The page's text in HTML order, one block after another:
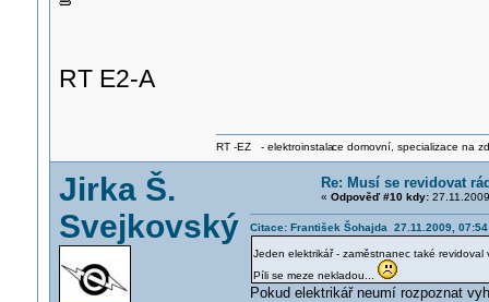
RT E2-A
RT -EZ - elektroinstalace domovní, specializace na
Jirka Š.
Svejkovský
Re: Musí se revidovat
« Odpověď #10 kdy:
Citace: František Šohajda 27.11.2009, 07:54
Jeden elektrikář - zaměstnanec také revidoval
Píli se meze nekladou...
Pokud elektrikář neumí rozpoznat